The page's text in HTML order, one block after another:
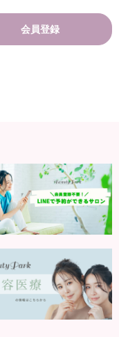
会員登録